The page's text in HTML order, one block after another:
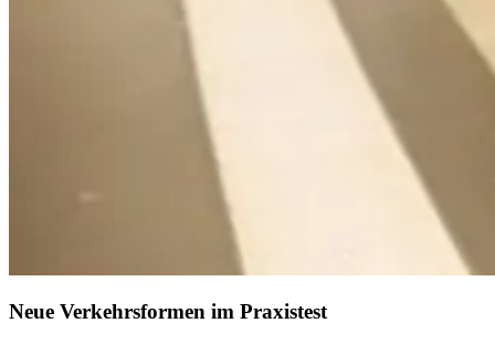
Neue Verkehrsformen im Praxistest